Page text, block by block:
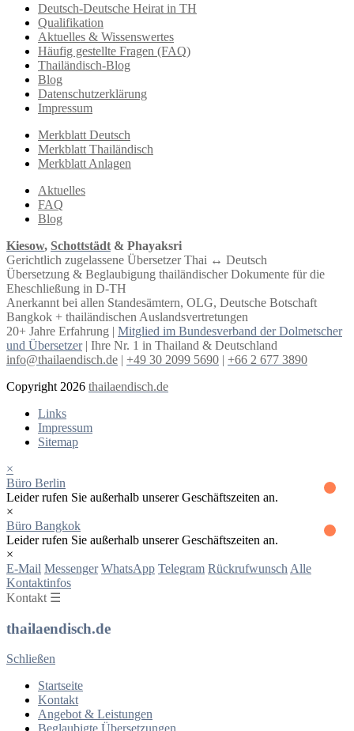
Deutsch-Deutsche Heirat in TH
Qualifikation
Aktuelles & Wissenswertes
Häufig gestellte Fragen (FAQ)
Thailändisch-Blog
Blog
Datenschutzerklärung
Impressum
Merkblatt Deutsch
Merkblatt Thailändisch
Merkblatt Anlagen
Aktuelles
FAQ
Blog
Kiesow, Schottstädt & Phayaksri
Gerichtlich zugelassene Übersetzer Thai ↔︎ Deutsch
Übersetzung & Beglaubigung thailändischer Dokumente für die
Eheschließung in D-TH
Anerkannt bei allen Standesämtern, OLG, Deutsche Botschaft
Bangkok + thailändischen Auslandsvertretungen
20+ Jahre Erfahrung | Mitglied im Bundesverband der Dolmetscher
und Übersetzer| Ihre Nr. 1 in Thailand & Deutschland
info@thailaendisch.de | +49 30 2099 5690 | +66 2 677 3890
Copyright 2026 thailaendisch.de
Links
Impressum
Sitemap
×
Büro Berlin
Leider rufen Sie außerhalb unserer Geschäftszeiten an.
×
Büro Bangkok
Leider rufen Sie außerhalb unserer Geschäftszeiten an.
×
E-Mail Messenger WhatsApp Telegram Rückrufwunsch Alle
Kontaktinfos
Kontakt ☰
thailaendisch.de
Schließen
Startseite
Kontakt
Angebot & Leistungen